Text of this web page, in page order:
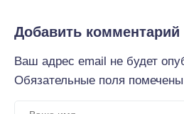
Добавить комментарий
Ваш адрес email не будет
Обязательные поля помечены